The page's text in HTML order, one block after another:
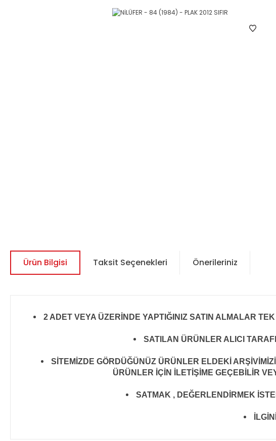
Ürün Bilgisi Taksit Seçenekleri Önerileriniz
2 ADET VEYA ÜZERİNDE YAPTIĞINIZ SATIN ALMALAR
SATILAN ÜRÜNLER ALICI
SİTEMİZDE GÖRDÜĞÜNÜZ ÜRÜNLER ELDEKİ
ÜRÜNLER İÇİN İLETİŞİME GEÇEBİLİR
SATMAK , DEĞERLENDİRMEK